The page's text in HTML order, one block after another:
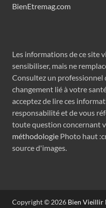
BienEtremag.com
Les informations de ce site
sensibiliser, mais ne
Consultez un professionnel
changement lié à votre
acceptez de lire ces
responsabilité et de vous
toute question concernant
méthodologie Photo haut
source d'images.
Copyright © 2026 Bien Vieillir